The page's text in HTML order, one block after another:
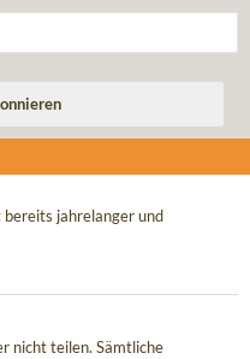
bereits jahrelanger und
nicht teilen. Sämtliche